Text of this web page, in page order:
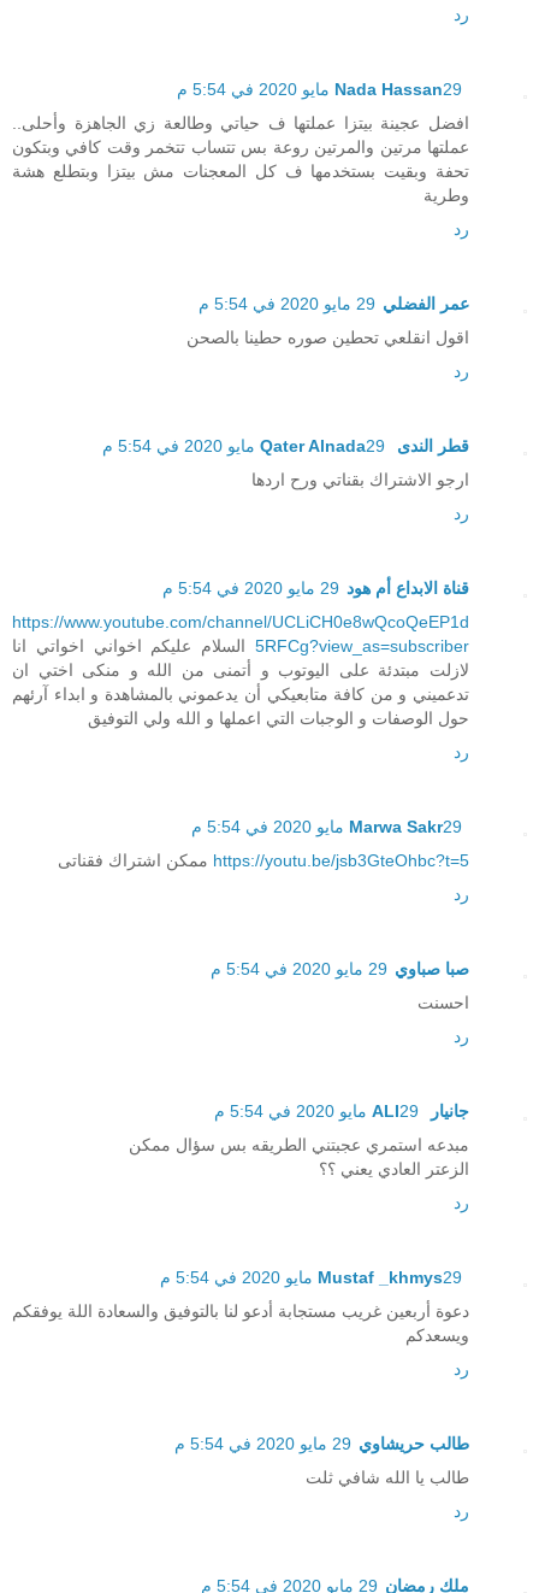
رد
Nada Hassan29 مايو 2020 في 5:54 م
افضل عجينة بيتزا عملتها ف حياتي وطالعة زي الجاهزة وأحلى..
عملتها مرتين والمرتين روعة بس تتساب تتخمر وقت كافي وبتكون
تحفة وبقيت بستخدمها ف كل المعجنات مش بيتزا وبتطلع هشة
وطرية
رد
عمر الفضلي 29 مايو 2020 في 5:54 م
اقول انقلعي تحطين صوره حطينا بالصحن
رد
قطر الندى Qater Alnada
29 مايو 2020 في 5:54 م
ارجو الاشتراك بقناتي ورح اردها
رد
قناة الابداع أم هود 29 مايو 2020 في 5:54 م
https://www.youtube.com/channel/UCLiCH0e8wQcoQeEP1d
5RFCg?view_as=subscriber السلام عليكم اخواني اخواتي انا
لازلت مبتدئة على اليوتوب و أتمنى من الله و منكى اختي ان
تدعميني و من كافة متابعيكي أن يدعموني بالمشاهدة و ابداء آرئهم
حول الوصفات و الوجبات التي اعملها و الله ولي التوفيق
رد
Marwa Sakr29 مايو 2020 في 5:54 م
https://youtu.be/jsb3GteOhbc?t=5 ممكن اشتراك فقناتى
رد
صبا صباوي 29 مايو 2020 في 5:54 م
احسنت
رد
جانيار ALI
29 مايو 2020 في 5:54 م
مبدعه استمري عجبتني الطريقه بس سؤال ممكن
الزعتر العادي يعني ؟؟
رد
Mustaf _khmys29 مايو 2020 في 5:54 م
دعوة أربعين غريب مستجابة أدعو لنا بالتوفيق والسعادة اللة يوفقكم
ويسعدكم
رد
طالب حريشاوي 29 مايو 2020 في 5:54 م
طالب يا الله شافي ثلت
رد
ملك رمضان 29 مايو 2020 في 5:54 م